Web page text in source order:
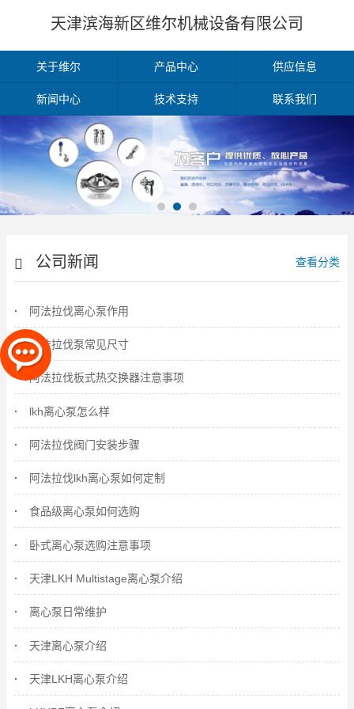
天津滨海新区维尔机械设备有限公司
关于维尔 产品中心 供应信息
新闻中心 技术支持 联系我们
公司新闻 查看分类
阿法拉伐离心泵作用
阿法拉伐泵常见尺寸
阿法拉伐板式热交换器注意事项
lkh离心泵怎么样
阿法拉伐阀门安装步骤
阿法拉伐lkh离心泵如何定制
食品级离心泵如何选购
卧式离心泵选购注意事项
天津LKH Multistage离心泵介绍
离心泵日常维护
天津离心泵介绍
天津LKH离心泵介绍